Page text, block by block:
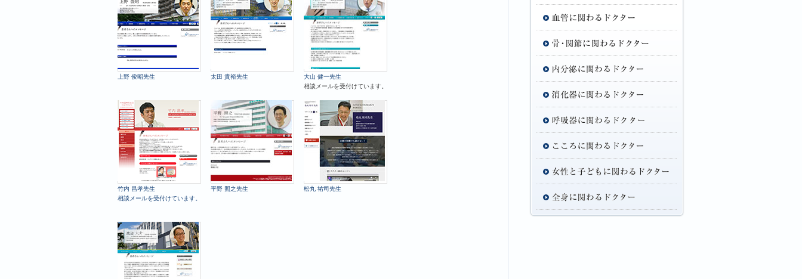
上野 俊昭先生 太田 貴裕先生
大山 健一先生
相談メールを受付けています。
竹内 昌孝先生
相談メールを受付けています。
平野 照之先生 松丸 祐司先生